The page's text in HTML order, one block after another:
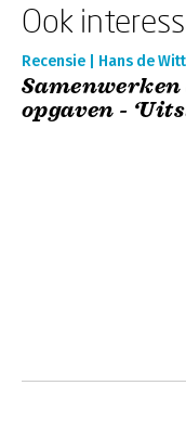
Ook
Recensie | Hans de
opgaven -